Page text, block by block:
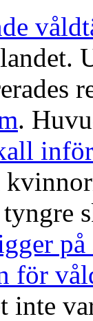
.
för
inte